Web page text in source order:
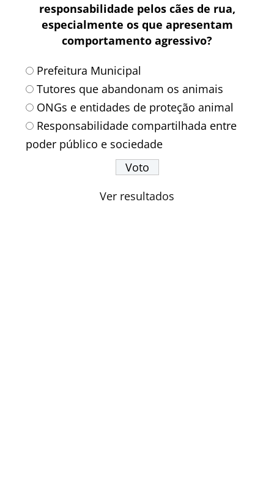
responsabilidade pelos cães de rua,
especialmente os que apresentam
comportamento agressivo?
Prefeitura Municipal
Tutores que abandonam os animais
ONGs e entidades de proteção animal
Responsabilidade compartilhada entre
poder público e sociedade
Ver resultados